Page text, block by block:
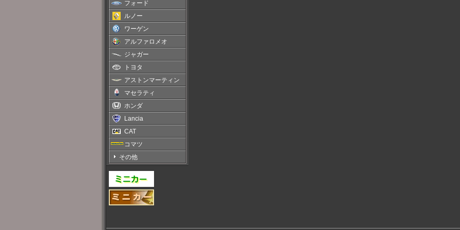
フォード
ルノー
ワーゲン
アルファロメオ
ジャガー
トヨタ
アストンマーティン
マセラティ
ホンダ
Lancia
CAT
コマツ
その他